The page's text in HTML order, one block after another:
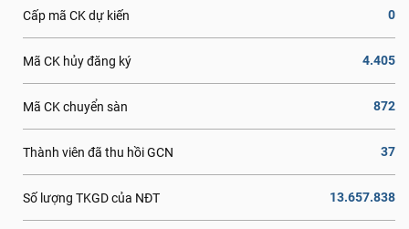
Cấp mã CK dự kiến 0
Mã CK hủy đăng ký 4.405
Mã CK chuyển sàn 872
Thành viên đã thu hồi GCN 37
Số lượng TKGD của NĐT 13.657.838